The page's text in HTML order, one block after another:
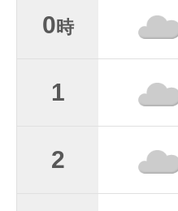
0時
1
2